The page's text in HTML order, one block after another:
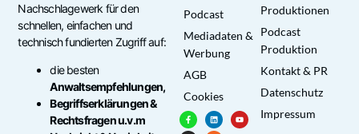
Nachschlagewerk für den
schnellen, einfachen und
technisch fundierten Zugriff auf:
die besten
Anwaltsempfehlungen,
Begriffserklärungen &
Rechtsfragen u.v.m
Podcast
Mediadaten &
Werbung
AGB
Cookies
Produktionen
Podcast
Produktion
Kontakt & PR
Datenschutz
Impressum